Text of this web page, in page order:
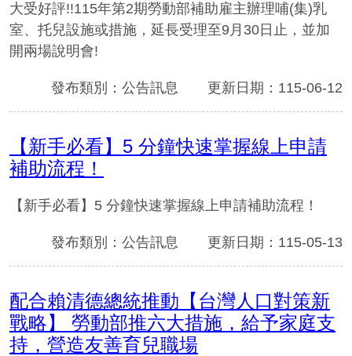
大受好評!!115年第2期勞動部補助雇主辦理哺(集)乳
室、托兒設施或措施，延長受理至9月30日止，並加
開兩場說明會!
發布類別：公告訊息 更新日期：115-06-12
【新手必看】5 分鐘快速掌握線上申請
補助流程！
【新手必看】5 分鐘快速掌握線上申請補助流程！
發布類別：公告訊息 更新日期：115-05-13
配合賴清德總統推動【台灣人口對策新
戰略】 勞動部推六大措施，給予家庭支
持，營造友善育兒職場